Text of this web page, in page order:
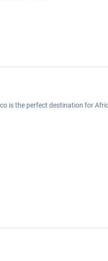
is the perfect destination for